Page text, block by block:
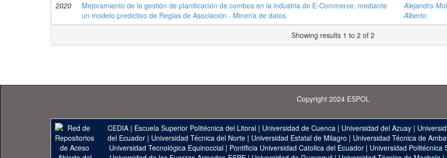
2020
Mejoramiento de la gestión de planificación de combos en la industria de E-Commerce, mediante
un modelo predictivo de Reglas de Asociación - Minería de datos
Alejandro
Alberto
Showing results 1 to 2 of 2
Copyright 2024 ESPOL
CEDIA | Escuela Superior Politécnica del Litoral | Universidad de Cuenca | Universidad del Azuay |
del Ecuador| Universidad Técnica del Norte| Universidad Estatal de Milagro | Universidad Técnica de
Universidad Tecnológica Equinoccial| Pontificia Universidad Catolica del Ecuador| Universidad Politécnica